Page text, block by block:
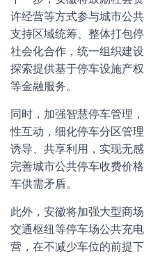
许经营等方式参与城市公
支持区域统筹、整体打包
社会化合作，统一组织建
探索提供基于停车设施产
等金融服务。
同时，加强智慧停车管理
性互动，细化停车分区管
诱导、共享利用，实现无
完善城市公共停车收费价
车供需矛盾。
此外，安徽将加强大型商
交通枢纽等停车场公共充
营，在不减少车位的前提